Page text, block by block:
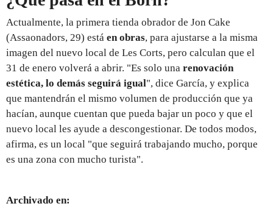
Actualmente, la primera tienda obrador de Jon Cake
(Assaonadors, 29) está en obras, para ajustarse a la misma
imagen del nuevo local de Les Corts, pero calculan que el
31 de enero volverá a abrir. "Es solo una renovación
estética, lo demás seguirá igual", dice García, y explica
que mantendrán el mismo volumen de producción que ya
hacían, aunque cuentan que pueda bajar un poco y que el
nuevo local les ayude a descongestionar. De todos modos,
afirma, es un local "que seguirá trabajando mucho, porque
es una zona con mucho turista".
Archivado en: